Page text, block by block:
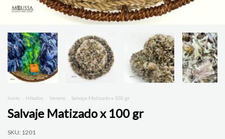
Inicio Hilados Verano Salvaje Matizado x 100 gr
Salvaje Matizado x 100 gr
SKU: 1201